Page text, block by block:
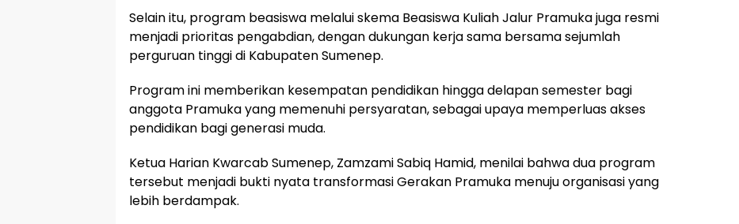
Selain itu, program beasiswa melalui skema Beasiswa Kuliah Jalur Pramuka juga resmi
menjadi prioritas pengabdian, dengan dukungan kerja sama bersama sejumlah
perguruan tinggi di Kabupaten Sumenep.
Program ini memberikan kesempatan pendidikan hingga delapan semester bagi
anggota Pramuka yang memenuhi persyaratan, sebagai upaya memperluas akses
pendidikan bagi generasi muda.
Ketua Harian Kwarcab Sumenep, Zamzami Sabiq Hamid, menilai bahwa dua program
tersebut menjadi bukti nyata transformasi Gerakan Pramuka menuju organisasi yang
lebih berdampak.